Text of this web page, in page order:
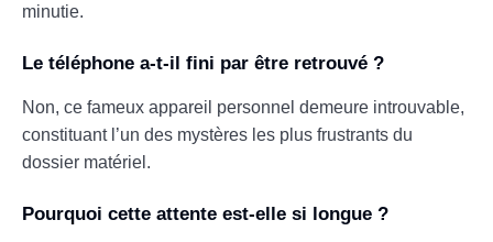
minutie.
Le téléphone a-t-il fini par être retrouvé ?
Non, ce fameux appareil personnel demeure introuvable,
constituant l’un des mystères les plus frustrants du
dossier matériel.
Pourquoi cette attente est-elle si longue ?